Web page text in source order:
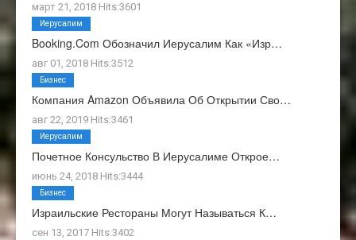
март 21, 2018 Hits:3601
Booking.com Обозначил Иерусалим Как «изр…
авг 01, 2018 Hits:3512
Иерусалим
Компания Amazon Объявила Об Открытии Сво…
авг 22, 2019 Hits:3461
Бизнес
Почетное Консульство В Иерусалиме Открое…
июнь 24, 2018 Hits:3444
Иерусалим
Израильские Рестораны Могут Называться К…
сен 13, 2017 Hits:3402
Бизнес